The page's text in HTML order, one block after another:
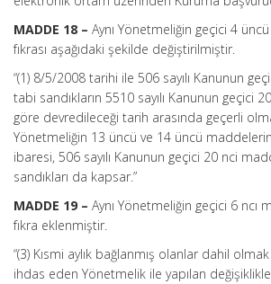
MADDE 18 – Aynı Yönetmeliğin geçici 4
fıkrası aşağıdaki şekilde değiştirilmiştir.
“(1) 8/5/2008 tarihi ile 506 sayılı Kanunun
tabi sandıkların 5510 sayılı Kanunun geçici
göre devredileceği tarih arasında geçerli
Yönetmeliğin 13 üncü ve 14 üncü
ibaresi, 506 sayılı Kanunun geçici 20 nci
sandıkları da kapsar.”
MADDE 19 – Aynı Yönetmeliğin geçici 6 ncı
fıkra eklenmiştir.
“(3) Kısmi aylık bağlanmış olanlar dahil
ihdas eden Yönetmelik ile yapılan